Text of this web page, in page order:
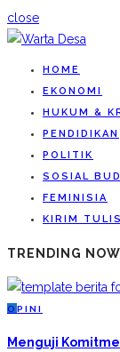
close
HOME
EKONOMI
HUKUM &
PENDIDIKAN
POLITIK
SOSIAL
FEMINISIA
KIRIM
TRENDING NOW
O PINI
Menguji